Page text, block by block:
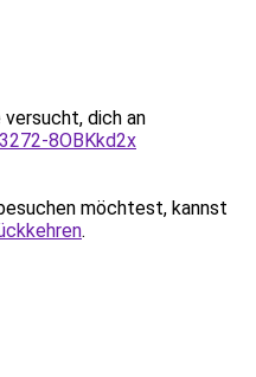
dich an
8OBKkd2x
möchtest, kannst
.